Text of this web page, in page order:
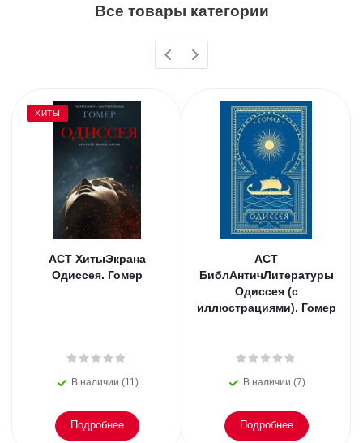
Все товары категории
ХИТЫ
АСТ ХитыЭкрана
Одиссея. Гомер
В наличии (11)
Подробнее
АСТ
БиблАнтичЛитературы
Одиссея (с
иллюстрациями). Гомер
В наличии (7)
Подробнее